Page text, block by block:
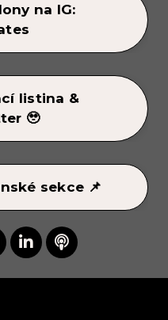
na IG:
listina &
🥹
sekce 📌